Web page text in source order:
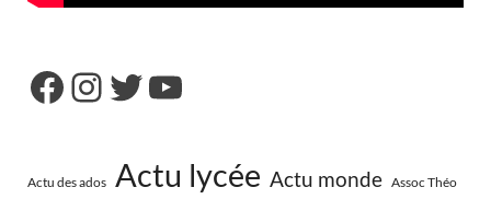
Actu des ados Actu lycée Actu monde Assoc Théo